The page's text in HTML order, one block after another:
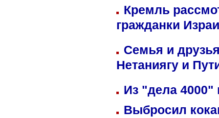
Кремль
гражданки
Семья и
Нетаниягу и
Из "дела 4000"
Выбросил